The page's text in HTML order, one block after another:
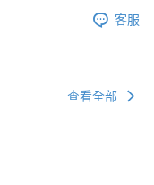
客服
查看全部